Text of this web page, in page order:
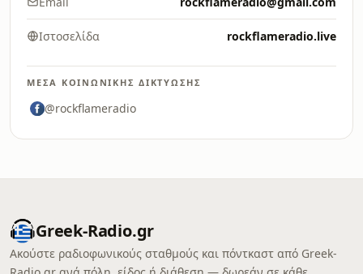
Ιστοσελίδα rockflameradio.live
ΜΈΣΑ ΚΟΙΝΩΝΙΚΉΣ ΔΙΚΤΎΩΣΗΣ
@rockflameradio
Greek-Radio.gr
Ακούστε ραδιοφωνικούς σταθμούς και πόντκαστ από Greek-